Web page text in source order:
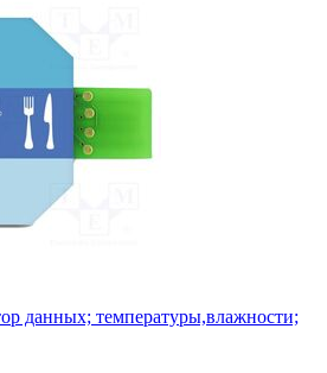
данных; температуры,влажности;